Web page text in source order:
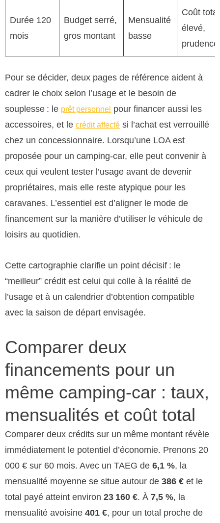
Durée 120
mois
Budget serré,
gros montant
Mensualité
basse
Coût total
élevé,
prudence
Pour se décider, deux pages de référence aident à
cadrer le choix selon l’usage et le besoin de
souplesse : le prêt personnel pour financer aussi les
accessoires, et le crédit affecté si l’achat est verrouillé
chez un concessionnaire. Lorsqu’une LOA est
proposée pour un camping-car, elle peut convenir à
ceux qui veulent tester l’usage avant de devenir
propriétaires, mais elle reste atypique pour les
caravanes. L’essentiel est d’aligner le mode de
financement sur la manière d’utiliser le véhicule de
loisirs au quotidien.
Cette cartographie clarifie un point décisif : le
“meilleur” crédit est celui qui colle à la réalité de
l’usage et à un calendrier d’obtention compatible
avec la saison de départ envisagée.
Comparer deux
financements pour un
même camping-car : taux,
mensualités et coût total
Comparer deux crédits sur un même montant révèle
immédiatement le potentiel d’économie. Prenons 20
000 € sur 60 mois. Avec un TAEG de 6,1 %, la
mensualité moyenne se situe autour de 386 € et le
total payé atteint environ 23 160 €. À 7,5 %, la
mensualité avoisine 401 €, pour un total proche de